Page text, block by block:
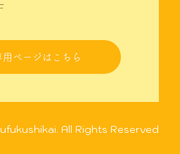
ページはこちら
All Rights Reserved